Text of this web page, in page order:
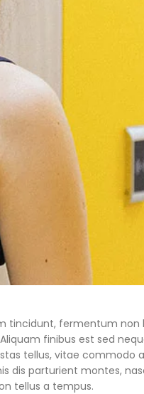
tincidunt, fermentum non
finibus est sed
tellus, vitae commodo
dis parturient montes,
tellus a tempus.